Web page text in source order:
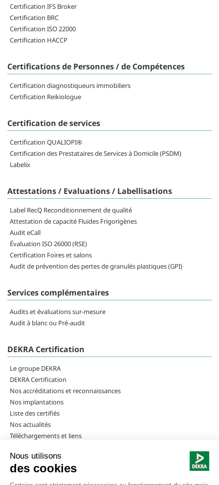
Certification IFS Broker
Certification BRC
Certification ISO 22000
Certification HACCP
Certifications de Personnes / de Compétences
Certification diagnostiqueurs immobiliers
Certification Reikiologue
Certification de services
Certification QUALIOPI®
Certification des Prestataires de Services à Domicile (PSDM)
Labelix
Attestations / Evaluations / Labellisations
Label RecQ Reconditionnement de qualité
Attestation de capacité Fluides Frigorigènes
Audit eCall
Évaluation ISO 26000 (RSE)
Certification Foires et salons
Audit de prévention des pertes de granulés plastiques (GPI)
Services complémentaires
Audits et évaluations sur-mesure
Audit à blanc ou Pré-audit
DEKRA Certification
Le groupe DEKRA
DEKRA Certification
Nos accréditations et reconnaissances
Nos implantations
Liste des certifiés
Nos actualités
Téléchargements et liens